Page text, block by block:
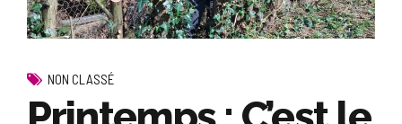
NON CLASSÉ